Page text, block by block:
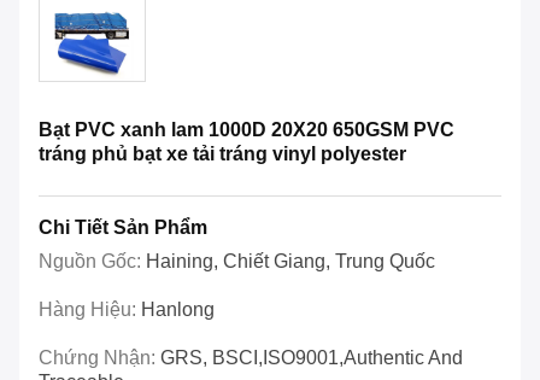
Bạt PVC xanh lam 1000D 20X20 650GSM PVC
tráng phủ bạt xe tải tráng vinyl polyester
Chi Tiết Sản Phẩm
Nguồn Gốc: Haining, Chiết Giang, Trung Quốc
Hàng Hiệu: Hanlong
Chứng Nhận: GRS, BSCI,ISO9001,Authentic And